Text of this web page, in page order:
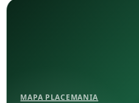
MAPA PLACEMANIA